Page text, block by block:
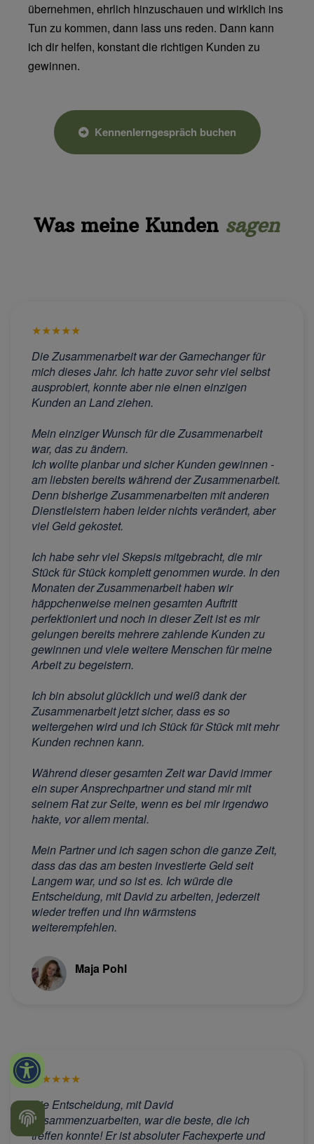
übernehmen, ehrlich hinzuschauen und wirklich ins
Tun zu kommen, dann lass uns reden. Dann kann
ich dir helfen, konstant die richtigen Kunden zu
gewinnen.
Kennenlerngespräch buchen
Was meine Kunden sagen
★★★★★
Die Zusammenarbeit war der Gamechanger für
mich dieses Jahr. Ich hatte zuvor sehr viel selbst
ausprobiert, konnte aber nie einen einzigen
Kunden an Land ziehen.
Mein einziger Wunsch für die Zusammenarbeit
war, das zu ändern.
Ich wollte planbar und sicher Kunden gewinnen -
am liebsten bereits während der Zusammenarbeit.
Denn bisherige Zusammenarbeiten mit anderen
Dienstleistern haben leider nichts verändert, aber
viel Geld gekostet.
Ich habe sehr viel Skepsis mitgebracht, die mir
Stück für Stück komplett genommen wurde. In den
Monaten der Zusammenarbeit haben wir
häppchenweise meinen gesamten Auftritt
perfektioniert und noch in dieser Zeit ist es mir
gelungen bereits mehrere zahlende Kunden zu
gewinnen und viele weitere Menschen für meine
Arbeit zu begeistern.
Ich bin absolut glücklich und weiß dank der
Zusammenarbeit jetzt sicher, dass es so
weitergehen wird und ich Stück für Stück mit mehr
Kunden rechnen kann.
Während dieser gesamten Zeit war David immer
ein super Ansprechpartner und stand mir mit
seinem Rat zur Seite, wenn es bei mir irgendwo
hakte, vor allem mental.
Mein Partner und ich sagen schon die ganze Zeit,
dass das das am besten investierte Geld seit
Langem war, und so ist es. Ich würde die
Entscheidung, mit David zu arbeiten, jederzeit
wieder treffen und ihn wärmstens
weiterempfehlen.
Maja Pohl
★★★★★
Die Entscheidung, mit David
zusammenzuarbeiten, war die beste, die ich
treffen konnte! Er ist absoluter Fachexperte und